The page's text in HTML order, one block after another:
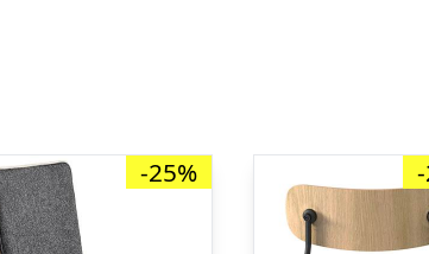
-25%